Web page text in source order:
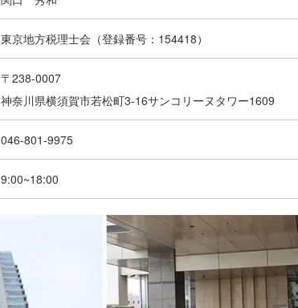
東京地方税理士会（登録番号：154418）
〒238-0007
神奈川県横須賀市若松町3-16サンコリーヌタワー1609
046-801-9975
9:00~18:00